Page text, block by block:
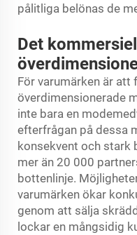
pålitliga belönas de
Det
För varumärken är att
överdimensionerade
inte bara en
efterfrågan på dessa
konsekvent och stark
mer än 20 000
bottenlinje.
varumärken ökar
genom att sälja
lockar en mångsidig